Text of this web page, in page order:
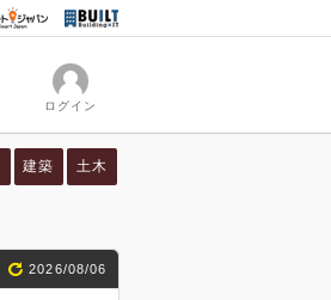
ログイン
建築 土木
2026/08/06